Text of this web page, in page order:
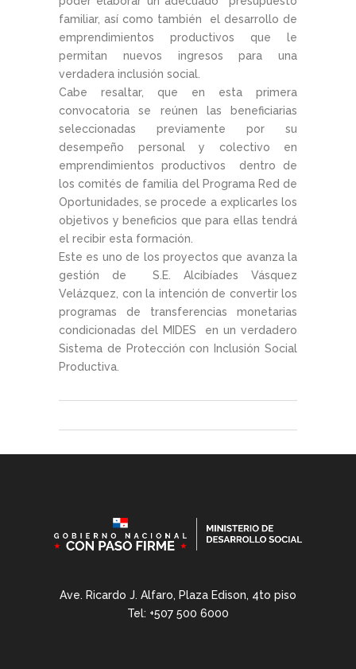
familiar, así como también el desarrollo de
emprendimientos productivos que le
permitan nuevos ingresos para una
verdadera inclusión social.
Cabe resaltar, que en esta primera
convocatoria se reúnen las beneficiarias
seleccionadas previamente por su
desempeño personal y colectivo en
emprendimientos productivos dentro de
los comités de familia del Programa Red de
Oportunidades, se procede a explicarles los
objetivos y beneficios que para ellas tendrá
el recibir esta formación.
Este es uno de los proyectos que avanza la
gestión de S.E. Alcibíades Vásquez
Velázquez, con la intención de convertir los
programas de transferencias monetarias
condicionadas del MIDES en un verdadero
Sistema de Protección con Inclusión Social
Productiva.
Ave. Ricardo J. Alfaro, Plaza Edison, 4to piso
Tel: +507 500 6000